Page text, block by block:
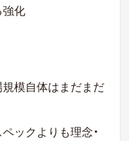
化
模自体はまだまだ
ックよりも理念・